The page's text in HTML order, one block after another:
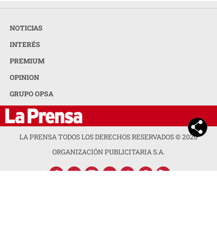
NOTICIAS
INTERÉS
PREMIUM
OPINION
GRUPO OPSA
LA PRENSA TODOS LOS DERECHOS RESERVADOS ©2026
ORGANIZACIÓN PUBLICITARIA S.A.